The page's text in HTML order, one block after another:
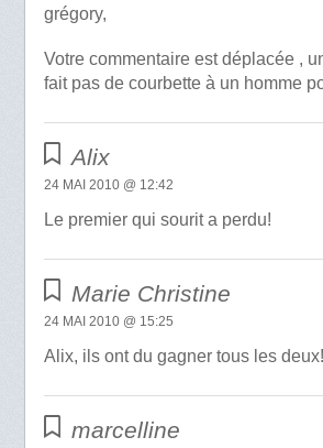
grégory,
Votre commentaire est déplacée ,
fait pas de courbette à un homme
Alix
24 MAI 2010 @ 12:42
Le premier qui sourit a perdu!
Marie Christine
24 MAI 2010 @ 15:25
Alix, ils ont du gagner tous les deux!
marcelline